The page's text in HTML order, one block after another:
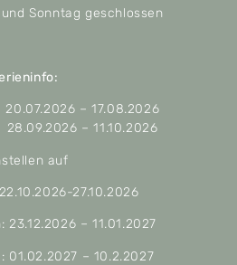
Sonntag geschlossen
– 17.08.2026
– 11.10.2026
auf
27.10.2026
23.12.2026 – 11.01.2027
01.02.2027 – 10.2.2027